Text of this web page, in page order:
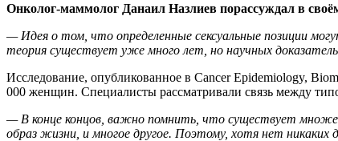
Онколог-маммолог Данаил Назлиев порассуждал в
— Идея о том, что определенные сексуальные позиции
теория существует уже много лет, но научных
Исследование, опубликованное в Cancer Epidemiology,
000 женщин. Специалисты рассматривали связь между
— В конце концов, важно помнить, что существует
образ жизни, и многое другое. Поэтому, хотя нет никаких